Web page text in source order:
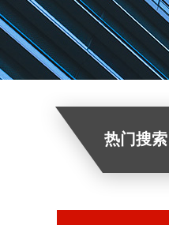
热门搜索